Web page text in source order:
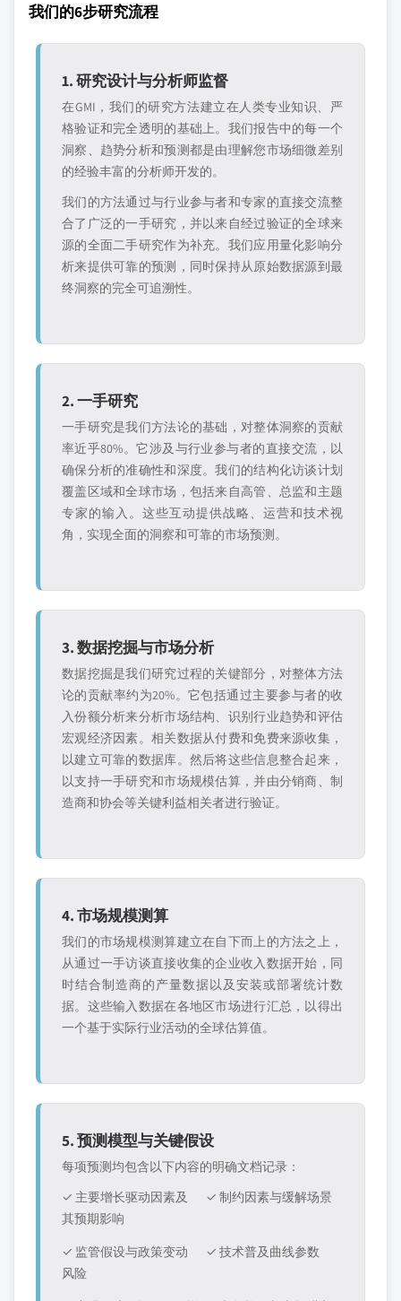
我们的6步研究流程
1. 研究设计与分析师监督
在GMI，我们的研究方法建立在人类专业知识、严
格验证和完全透明的基础上。我们报告中的每一个
洞察、趋势分析和预测都是由理解您市场细微差别
的经验丰富的分析师开发的。
我们的方法通过与行业参与者和专家的直接交流整
合了广泛的一手研究，并以来自经过验证的全球来
源的全面二手研究作为补充。我们应用量化影响分
析来提供可靠的预测，同时保持从原始数据源到最
终洞察的完全可追溯性。
2. 一手研究
一手研究是我们方法论的基础，对整体洞察的贡献
率近乎80%。它涉及与行业参与者的直接交流，以
确保分析的准确性和深度。我们的结构化访谈计划
覆盖区域和全球市场，包括来自高管、总监和主题
专家的输入。这些互动提供战略、运营和技术视
角，实现全面的洞察和可靠的市场预测。
3. 数据挖掘与市场分析
数据挖掘是我们研究过程的关键部分，对整体方法
论的贡献率约为20%。它包括通过主要参与者的收
入份额分析来分析市场结构、识别行业趋势和评估
宏观经济因素。相关数据从付费和免费来源收集，
以建立可靠的数据库。然后将这些信息整合起来，
以支持一手研究和市场规模估算，并由分销商、制
造商和协会等关键利益相关者进行验证。
4. 市场规模测算
我们的市场规模测算建立在自下而上的方法之上，
从通过一手访谈直接收集的企业收入数据开始，同
时结合制造商的产量数据以及安装或部署统计数
据。这些输入数据在各地区市场进行汇总，以得出
一个基于实际行业活动的全球估算值。
5. 预测模型与关键假设
每项预测均包含以下内容的明确文档记录：
✓ 主要增长驱动因素及
其预期影响
✓ 制约因素与缓解场景
✓ 监管假设与政策变动
风险
✓ 技术普及曲线参数